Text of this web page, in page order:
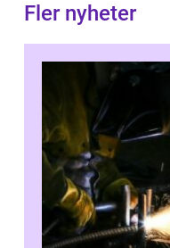
Fler nyheter